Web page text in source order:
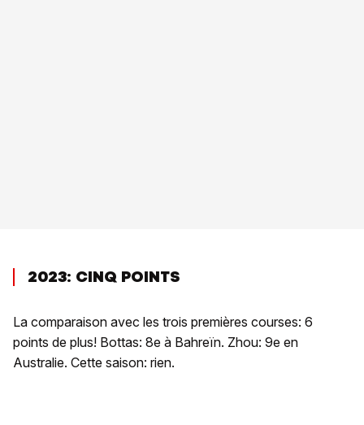
2023: CINQ POINTS
La comparaison avec les trois premières courses: 6
points de plus! Bottas: 8e à Bahreïn. Zhou: 9e en
Australie. Cette saison: rien.